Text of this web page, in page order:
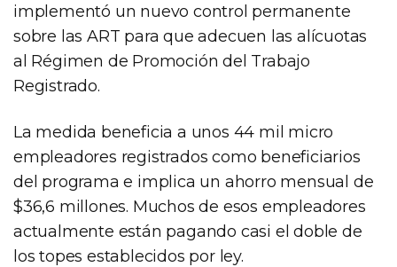
implementó un nuevo control permanente
sobre las ART para que adecuen las alícuotas
al Régimen de Promoción del Trabajo
Registrado.
La medida beneficia a unos 44 mil micro
empleadores registrados como beneficiarios
del programa e implica un ahorro mensual de
$36,6 millones. Muchos de esos empleadores
actualmente están pagando casi el doble de
los topes establecidos por ley.